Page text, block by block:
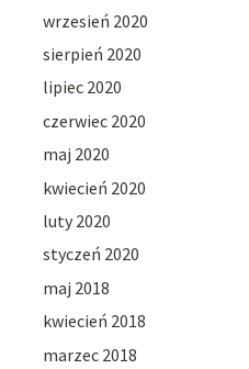
wrzesień 2020
sierpień 2020
lipiec 2020
czerwiec 2020
maj 2020
kwiecień 2020
luty 2020
styczeń 2020
maj 2018
kwiecień 2018
marzec 2018